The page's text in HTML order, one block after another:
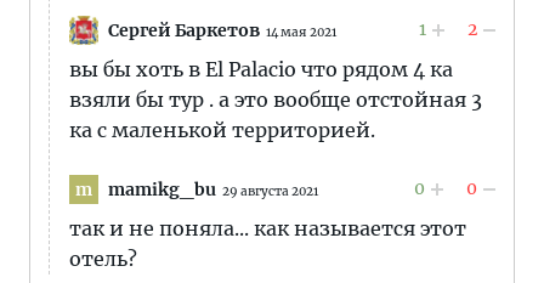
Сергей Баркетов 14 мая 2021 1 2
вы бы хоть в El Palacio что рядом 4 ка
взяли бы тур . а это вообще отстойная 3
ка с маленькой территорией.
m mamikg_bu 29 августа 2021 0 0
так и не поняла... как называется этот
отель?